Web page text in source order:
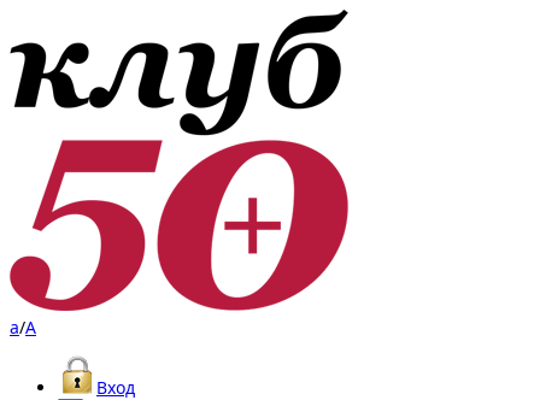
a/A
Вход